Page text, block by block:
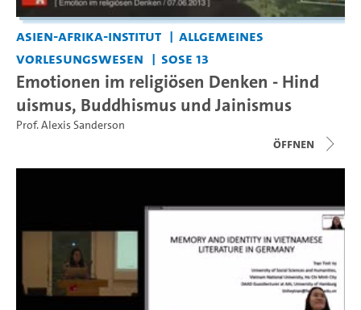
Asien-Afrika-Institut
Allgemeines
Vorlesungswesen
SoSe 13
Emotionen im religiösen Denken - Hind
uismus, Buddhismus und Jainismus
Prof. Alexis Sanderson
Öffnen